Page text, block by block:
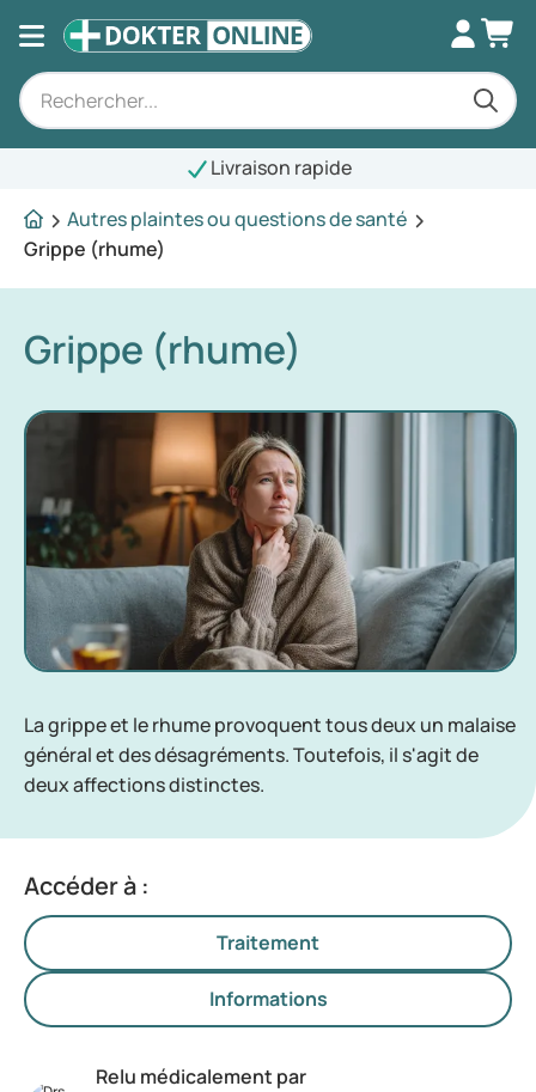
Livraison rapide
Autres plaintes ou questions de santé
Grippe (rhume)
Grippe (rhume)
La grippe et le rhume provoquent tous deux un malaise
général et des désagréments. Toutefois, il s'agit de
deux affections distinctes.
Accéder à :
Traitement
Informations
Relu médicalement par